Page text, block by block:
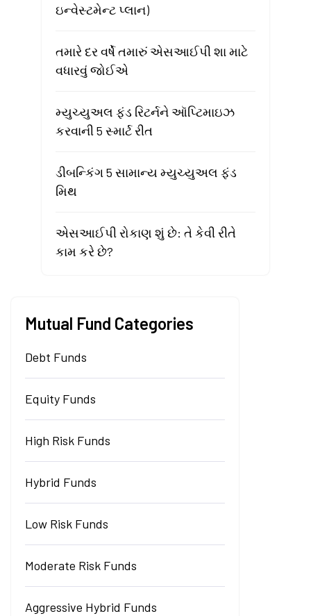
ઇન્વેસ્ટમેન્ટ પ્લાન)
તમારે દર વર્ષે તમારું એસઆઈપી શા માટે
વધારવું જોઈએ
મ્યુચ્યુઅલ ફંડ રિટર્નને ઑપ્ટિમાઇઝ
કરવાની 5 સ્માર્ટ રીત
ડીબન્કિંગ 5 સામાન્ય મ્યુચ્યુઅલ ફંડ
મિથ
એસઆઈપી રોકાણ શું છે: તે કેવી રીતે
કામ કરે છે?
Mutual Fund Categories
Debt Funds
Equity Funds
High Risk Funds
Hybrid Funds
Low Risk Funds
Moderate Risk Funds
Aggressive Hybrid Funds